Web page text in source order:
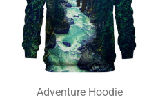
Adventure Hoodie